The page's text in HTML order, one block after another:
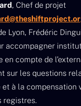
, Chef de projet
Lyon, Frédéric
accompagner
en compte de
sur les questions
et à la compensation
registres.